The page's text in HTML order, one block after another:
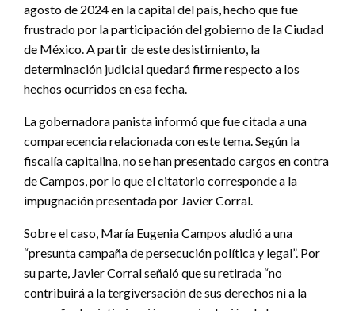
agosto de 2024 en la capital del país, hecho que fue
frustrado por la participación del gobierno de la Ciudad
de México. A partir de este desistimiento, la
determinación judicial quedará firme respecto a los
hechos ocurridos en esa fecha.
La gobernadora panista informó que fue citada a una
comparecencia relacionada con este tema. Según la
fiscalía capitalina, no se han presentado cargos en contra
de Campos, por lo que el citatorio corresponde a la
impugnación presentada por Javier Corral.
Sobre el caso, María Eugenia Campos aludió a una
“presunta campaña de persecución política y legal”. Por
su parte, Javier Corral señaló que su retirada “no
contribuirá a la tergiversación de sus derechos ni a la